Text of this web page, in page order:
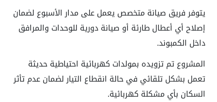
يتوفر فريق صيانة متخصص يعمل على مدار الأسبوع لضمان
إصلاح أي أعطال طارئة أو صيانة دورية للوحدات والمرافق
داخل الكمبوند.
المشروع تم تزويده بمولدات كهربائية احتياطية حديثة
تعمل بشكل تلقائي في حالة انقطاع التيار لضمان عدم تأثر
السكان بأي مشكلة كهربائية.